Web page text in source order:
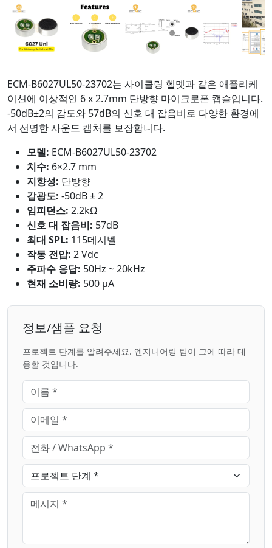
ECM-B6027UL50-23702는 사이클링 헬멧과 같은 애플리케
이션에 이상적인 6 x 2.7mm 단방향 마이크로폰 캡슐입니다.
-50dB±2의 감도와 57dB의 신호 대 잡음비로 다양한 환경에
서 선명한 사운드 캡처를 보장합니다.
모델: ECM-B6027UL50-23702
치수: 6×2.7 mm
지향성: 단방향
감광도: -50dB ± 2
임피던스: 2.2kΩ
신호 대 잡음비: 57dB
최대 SPL: 115데시벨
작동 전압: 2 Vdc
주파수 응답: 50Hz ~ 20kHz
현재 소비량: 500 μA
정보/샘플 요청
프로젝트 단계를 알려주세요. 엔지니어링 팀이 그에 따라 대
응할 것입니다.